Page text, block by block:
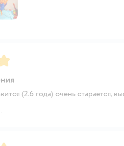
(2.6 года) очень старается,